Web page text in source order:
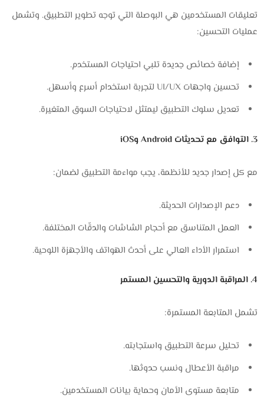
تعليقات المستخدمين هي البوصلة التي توجه تطوير التطبيق. وتشمل
عمليات التحسين:
إضافة خصائص جديدة تلبي احتياجات المستخدم.
تحسين واجهات UI/UX لتجربة استخدام أسرع وأسهل.
تعديل سلوك التطبيق ليمتثل لاحتياجات السوق المتغيرة.
3. التوافق مع تحديثات Android وiOS
مع كل إصدار جديد للأنظمة، يجب مواءمة التطبيق لضمان:
دعم الإصدارات الحديثة.
العمل المتناسق مع أحجام الشاشات والدقّات المختلفة.
استمرار الأداء العالي على أحدث الهواتف والأجهزة اللوحية.
4. المراقبة الدورية والتحسين المستمر
تشمل المتابعة المستمرة:
تحليل سرعة التطبيق واستجابته.
مراقبة الأعطال ونسب حدوثها.
متابعة مستوى الأمان وحماية بيانات المستخدمين.